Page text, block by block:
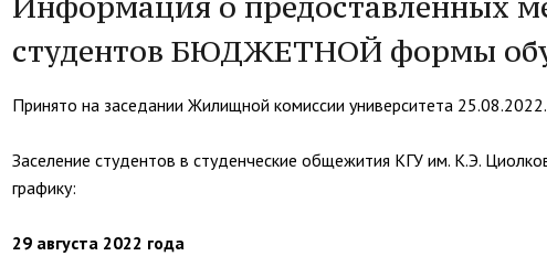
Тестирование иностранных граждан
истории России и основам
Федерации
Внутренняя система оценки
испытаний
документов
Отдельная квота Подготовительные курсы
Информация для иностранных
Заселение в общежитие
университета"
университета. Серия 1.
Психологические науки.
студентов БЮДЖЕТНОЙ формы
Принято на заседании Жилищной комиссии университета 25.08.2022.
Заселение студентов в студенческие общежития КГУ им. К.Э.
графику:
29 августа 2022 года